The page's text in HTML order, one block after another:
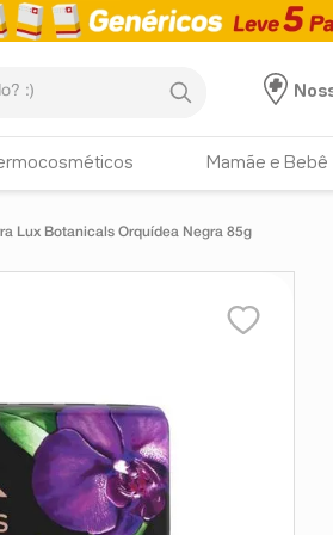
Mamãe e Bebê
Lux Botanicals Orquídea Negra 85g